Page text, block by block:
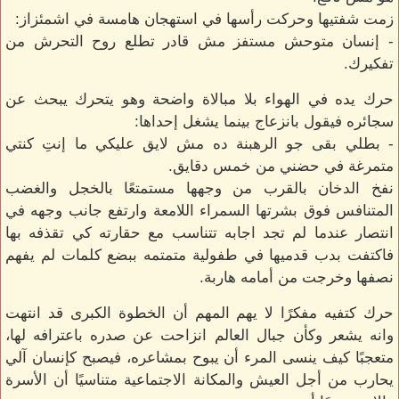
زمت شفتيها وحركت رأسها في استهجان هامسة في اشمئزاز:
- إنسان متوحش مستفز مش قادر تطلع روح التحرش من
تفكيرك.
حرك يده في الهواء بلا مبالاة واضحة وهو يتحرك يبحث عن
سجائره فيقول بانزعاج بينما يشغل إحداها:
- بطلي بقى جو الرهبنة ده مش لايق عليكي ما إنتِ كنتي
متمرغة في حضني من خمس دقايق.
نفخ الدخان بالقرب من وجهها مستمتعًا بالخجل والغضب
المتنافس فوق بشرتها السمراء اللامعة وارتفع جانب وجهه في
انتصار عندما لم تجد اجابه تتناسب مع حقارته كي تقذفه بها
فاكتفت بدب قدميها في طفولية متمتمه ببضع كلمات لم يفهم
نصفها وخرجت من أمامه هاربة.
حرك كتفيه مفكرًا لا يهم المهم أن الخطوة الكبرى قد انتهت
وانه يشعر وكأن جبال العالم انزاحت عن صدره باعترافه لها،
متعجبًا كيف ينسى المرء أن يبوح بمشاعره، فيصبح كإنسان آلي
يحارب من أجل العيش والمكانة الاجتماعية متناسيًا أن الأسرة